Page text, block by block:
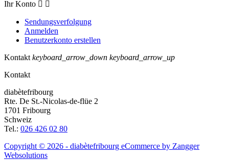
Ihr Konto  
Sendungsverfolgung
Anmelden
Benutzerkonto erstellen
Kontakt keyboard_arrow_down keyboard_arrow_up
Kontakt
diabètefribourg
Rte. De St.-Nicolas-de-flüe 2
1701 Fribourg
Schweiz
Tel.: 026 426 02 80
Copyright © 2026 - diabètefribourg eCommerce by Zangger
Websolutions